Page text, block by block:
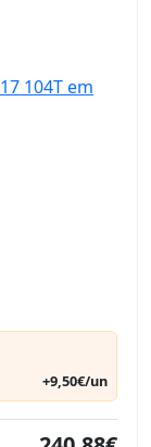
+9,50€/un